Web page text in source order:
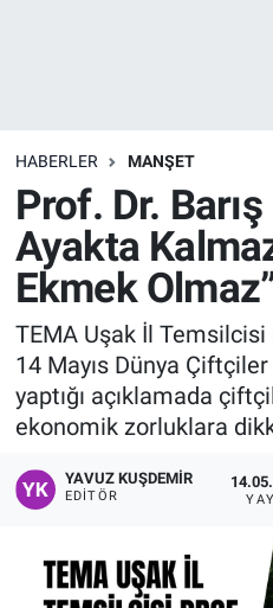
HABERLER MANŞET
Prof. Dr.
Ayakta
Ekmek
TEMA Uşak İl Temsilcisi
14 Mayıs Dünya Çiftçiler
yaptığı açıklamada
ekonomik zorluklara
YAVUZ KUŞDEMIR
EDITÖR
Köşe Yazarları
Kültür Sanat
Manşet
Resmi İlanlar
Sağlık
Son Dakika
Uşak Haberleri